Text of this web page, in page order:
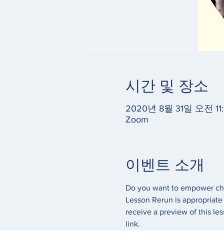
시간 및 장소
2020년 8월 31일 오전
Zoom
이벤트 소개
Do you want to empower
Lesson Rerun is
receive a preview of this
link.